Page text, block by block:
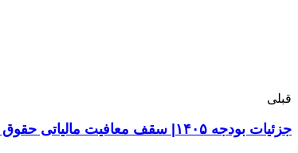
قبلی
جزئیات بودجه ۱۴۰۵| سقف معافیت مالیاتی حقوق ماهانه ۴۰ میلیون تومان می شود